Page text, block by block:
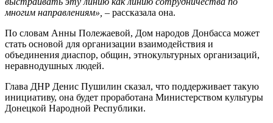
многим направлениям», – рассказала она.
По словам Анны Полежаевой, Дом народов Донбасса может
стать основой для организации взаимодействия и
объединения диаспор, общин, этнокультурных организаций,
неравнодушных людей.
Глава ДНР Денис Пушилин сказал, что поддерживает такую
инициативу, она будет проработана Министерством культуры
Донецкой Народной Республики.